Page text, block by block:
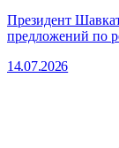
Президент
предложений по
14.07.2026